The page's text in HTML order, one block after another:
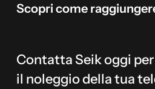
Scopri come
Contatta Seik oggi
il noleggio della tua